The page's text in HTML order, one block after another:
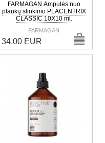
FARMAGAN Ampulės nuo
plaukų slinkimo PLACENTRIX
CLASSIC 10X10 ml.
FARMAGAN
34.00 EUR